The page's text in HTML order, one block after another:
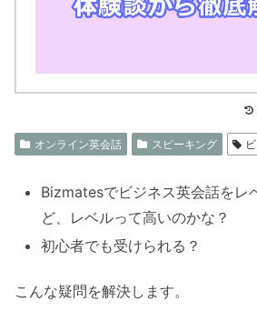
オンライン英会話 スピーキング
Bizmatesでビジネス英会話をレ
ど、レベルって高いのかな？
初心者でも受けられる？
こんな疑問を解決します。